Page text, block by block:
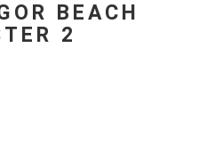
BEACH
2